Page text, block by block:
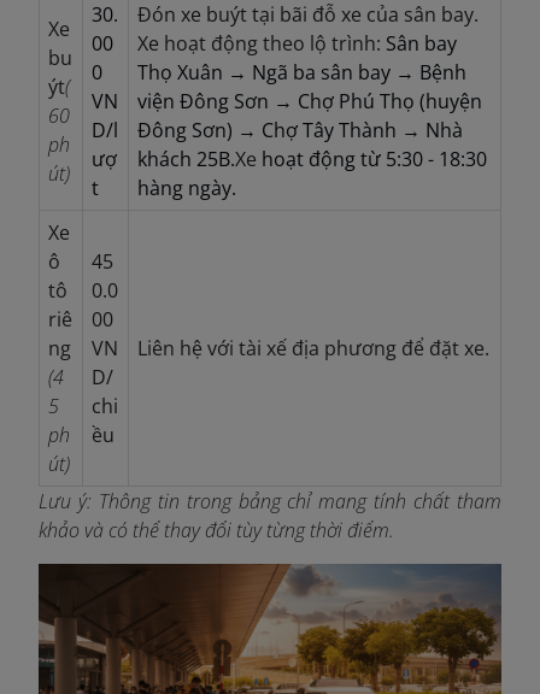
Xe
bu
ýt(
60
ph
út)
30.
00
0
VN
D/l
ượ
t
Đón xe buýt tại bãi đỗ xe của sân bay.
Xe hoạt động theo lộ trình: Sân bay
Thọ Xuân → Ngã ba sân bay → Bệnh
viện Đông Sơn → Chợ Phú Thọ (huyện
Đông Sơn) → Chợ Tây Thành → Nhà
khách 25B.Xe hoạt động từ 5:30 - 18:30
hàng ngày.
Xe
ô
tô
riê
ng
(4
5
ph
út)
45
0.0
00
VN
D/
chi
ều
Liên hệ với tài xế địa phương để đặt xe.
Lưu ý: Thông tin trong bảng chỉ mang tính chất tham
khảo và có thể thay đổi tùy từng thời điểm.